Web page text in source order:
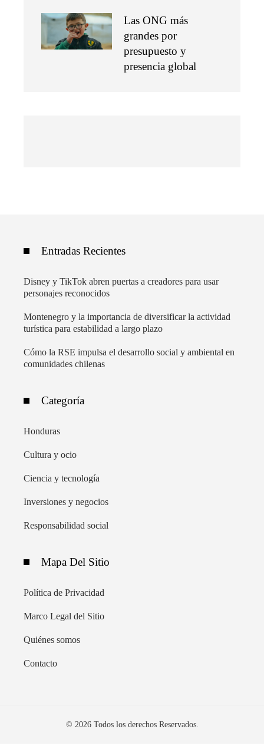
Las ONG más
grandes por
presupuesto y
presencia global
Entradas Recientes
Disney y TikTok abren puertas a creadores para usar
personajes reconocidos
Montenegro y la importancia de diversificar la actividad
turística para estabilidad a largo plazo
Cómo la RSE impulsa el desarrollo social y ambiental en
comunidades chilenas
Categoría
Honduras
Cultura y ocio
Ciencia y tecnología
Inversiones y negocios
Responsabilidad social
Mapa Del Sitio
Política de Privacidad
Marco Legal del Sitio
Quiénes somos
Contacto
© 2026 Todos los derechos Reservados.